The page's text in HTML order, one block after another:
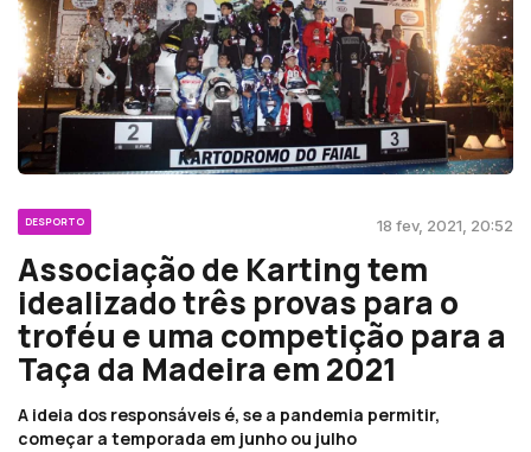
DESPORTO 18 fev, 2021, 20:52
Associação de Karting tem
idealizado três provas para o
troféu e uma competição para a
Taça da Madeira em 2021
A ideia dos responsáveis é, se a pandemia permitir,
começar a temporada em junho ou julho